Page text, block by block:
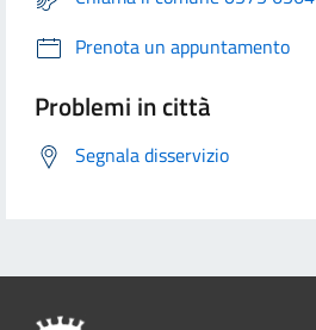
Prenota un appuntamento
Problemi in città
Segnala disservizio